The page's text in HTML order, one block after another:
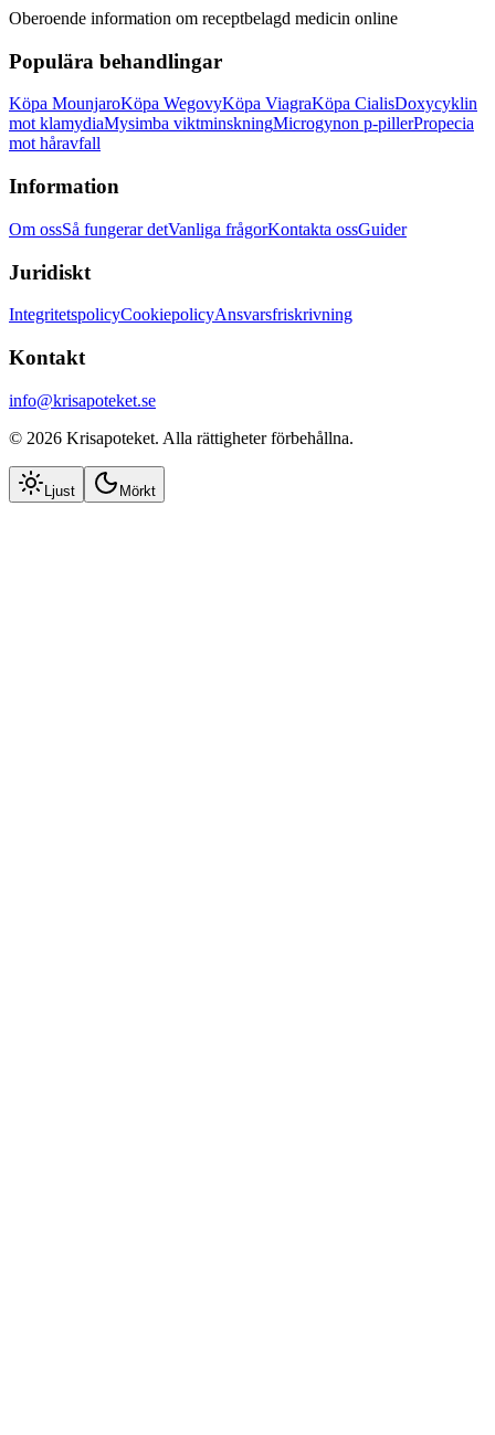
Oberoende information om receptbelagd medicin online
Populära behandlingar
Köpa MounjaroKöpa WegovyKöpa ViagraKöpa CialisDoxycyklin
mot klamydiaMysimba viktminskningMicrogynon p-pillerPropecia
mot håravfall
Information
Om ossSå fungerar detVanliga frågorKontakta ossGuider
Juridiskt
IntegritetspolicyCookiepolicyAnsvarsfriskrivning
Kontakt
info@krisapoteket.se
© 2026 Krisapoteket. Alla rättigheter förbehållna.
Ljust Mörkt